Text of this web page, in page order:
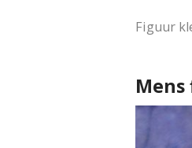
Figuur